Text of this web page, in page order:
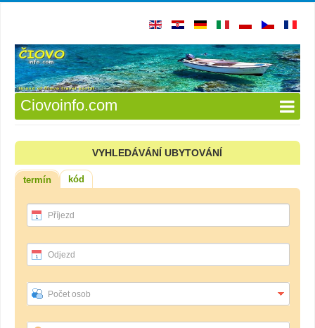
Ciovoinfo.com
VYHLEDÁVÁNÍ UBYTOVÁNÍ
termín kód
Příjezd
Odjezd
Počet osob